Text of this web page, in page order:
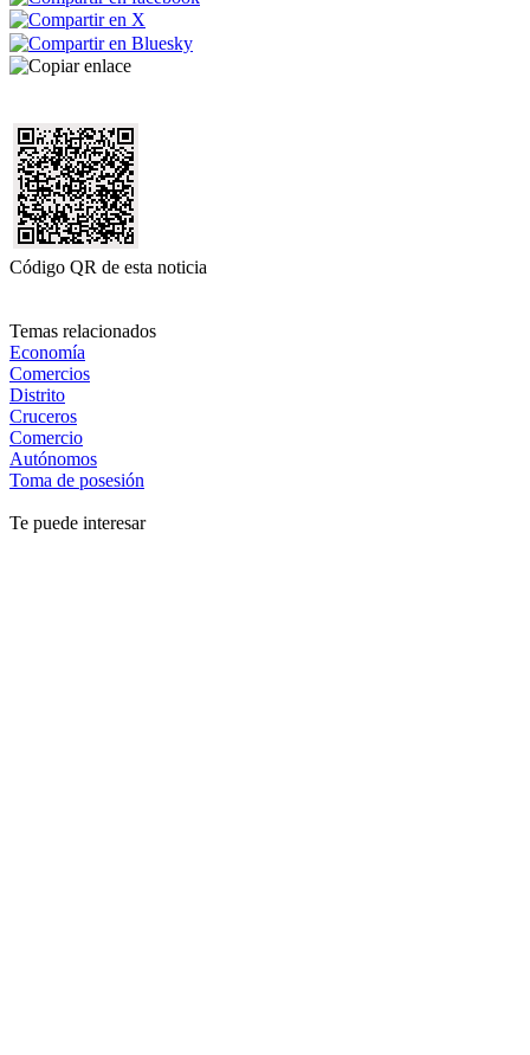
Código QR de esta noticia
Temas relacionados
Economía
Comercios
Distrito
Cruceros
Comercio
Autónomos
Toma de posesión
Te puede interesar